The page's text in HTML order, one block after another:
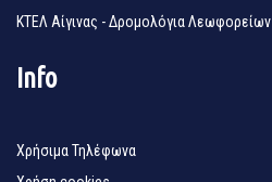
ΚΤΕΛ Αίγινας - Δρομολόγια Λεωφορείων
Info
Χρήσιμα Τηλέφωνα